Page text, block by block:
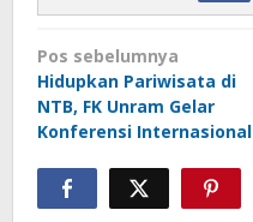
Navigasi
pos
Pos sebelumnya
Hidupkan Pariwisata di
NTB, FK Unram Gelar
Konferensi Internasional